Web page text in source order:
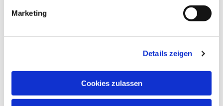
Marketing
Details zeigen
Cookies zulassen